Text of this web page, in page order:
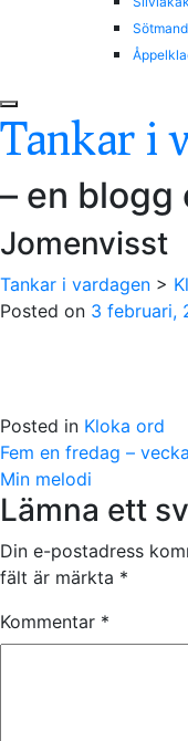
Tankar i
– en blogg
Jomenvisst
Tankar i vardagen >
Posted on 3 februari,
Posted in Kloka ord
Post
navigation
Fem en fredag –
Min melodi
Lämna ett
Din e-postadress
fält är märkta *
Kommentar *